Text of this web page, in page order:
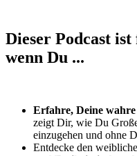
Dieser Podcast
wenn Du ...
Erfahre, Deine
zeigt Dir, wie Du
einzugehen und ohne
Entdecke den